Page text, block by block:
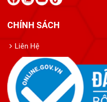
CHÍNH SÁCH
Liên Hệ